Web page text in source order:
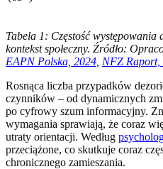
Tabela 1: Częstość
kontekst społeczny. Źródło:
EAPN Polska, 2024 NFZ Raport,
Rosnąca liczba przypadków
czynników – od dynamicznych
po cyfrowy szum informacyjny.
wymagania sprawiają, że coraz
utraty orientacji. Według
przeciążone, co skutkuje coraz
chronicznego zamieszania.